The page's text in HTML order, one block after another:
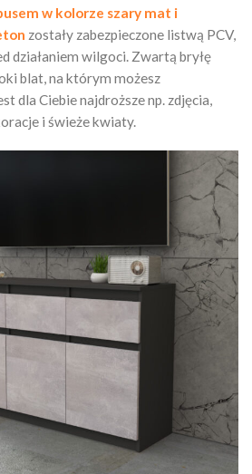
w kolorze szary mat i
zostały zabezpieczone listwą PCV,
działaniem wilgoci. Zwartą bryłę
blat, na którym możesz
dla Ciebie najdroższe np. zdjęcia,
i świeże kwiaty.